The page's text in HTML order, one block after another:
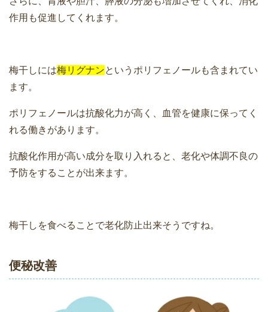
作用も促進してくれます。
梅干しには梅リグナンというポリフェノールも含まれてい
ます。
ポリフェノールは抗酸化力が高く、血管を健康に保ってく
れる働きがあります。
抗酸化作用が高い成分を取り入れると、老化や体調不良の
予防をすることが出来ます。
梅干しを食べることで老化防止出来そうですね。
便秘改善